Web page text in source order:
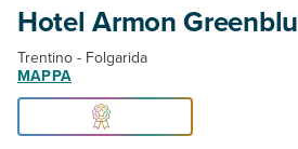
Hotel Armon Greenblu
Trentino - Folgarida
MAPPA